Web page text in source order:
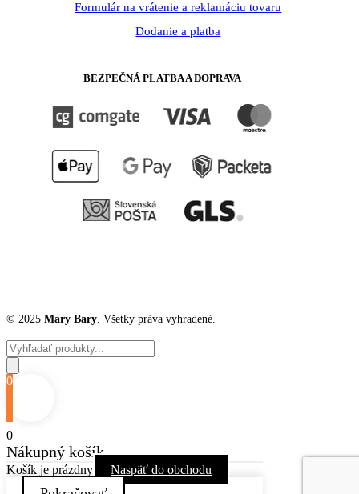
Formulár na vrátenie a reklamáciu tovaru
Dodanie a platba
BEZPEČNÁ PLATBA A DOPRAVA
© 2025 Mary Bary. Všetky práva vyhradené.
Products
search
0
0
Nákupný košík
Košík je prázdny Naspäť do obchodu